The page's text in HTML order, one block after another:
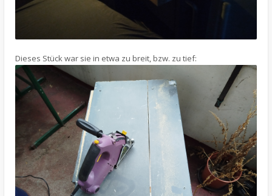
Dieses Stück war sie in etwa zu breit, bzw. zu tief: